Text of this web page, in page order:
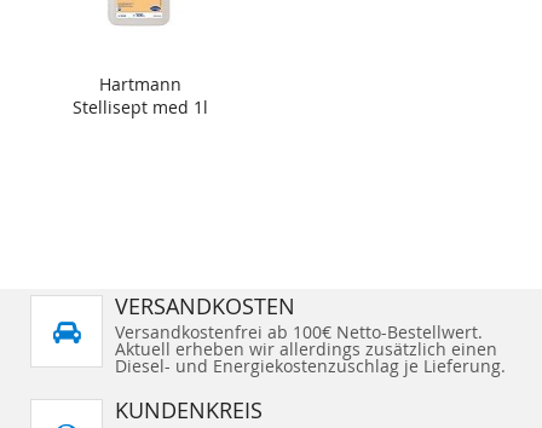
Hartmann
Stellisept med 1l
VERSANDKOSTEN
Versandkostenfrei ab 100€ Netto-Bestellwert.
Aktuell erheben wir allerdings zusätzlich einen
Diesel- und Energiekostenzuschlag je Lieferung.
KUNDENKREIS